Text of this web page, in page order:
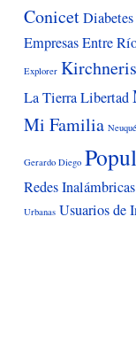
ConicetDiabetes
EmpresasEntre
Explorer
La TierraLibertad
Mi Familia
Gerardo Diego
Redes Inalámbricas
Urbanas Usuarios de